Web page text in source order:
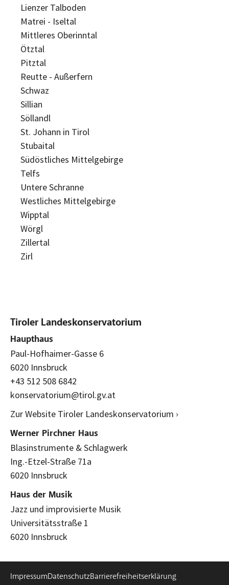
Lienzer Talboden
Matrei - Iseltal
Mittleres Oberinntal
Ötztal
Pitztal
Reutte - Außerfern
Schwaz
Sillian
Söllandl
St. Johann in Tirol
Stubaital
Südöstliches Mittelgebirge
Telfs
Untere Schranne
Westliches Mittelgebirge
Wipptal
Wörgl
Zillertal
Zirl
Tiroler Landeskonservatorium
Haupthaus
Paul-Hofhaimer-Gasse 6
6020 Innsbruck
+43 512 508 6842
konservatorium@tirol.gv.at
Zur Website Tiroler Landeskonservatorium ›
Werner Pirchner Haus
Blasinstrumente & Schlagwerk
Ing.-Etzel-Straße 71a
6020 Innsbruck
Haus der Musik
Jazz und improvisierte Musik
Universitätsstraße 1
6020 Innsbruck
ImpressumDatenschutzBarrierefreiheitserklärung